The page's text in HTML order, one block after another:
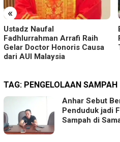
«
Ustadz Naufal
Fadhlurrahman Arrafi Raih
Gelar Doctor Honoris Causa
dari AUI Malaysia
TAG: PENGELOLAAN SAMPAH
Anhar Sebut
Penduduk jadi
Sampah di